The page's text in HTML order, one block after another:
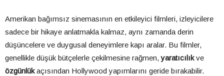
Amerikan bağımsız sinemasının en etkileyici filmleri, izleyicilere
sadece bir hikaye anlatmakla kalmaz, aynı zamanda derin
düşüncelere ve duygusal deneyimlere kapı aralar. Bu filmler,
genellikle düşük bütçelerle çekilmesine rağmen,yaratıcılıkve
özgünlükaçısından Hollywood yapımlarını geride bırakabilir.